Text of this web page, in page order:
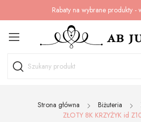
Rabaty na wybrane produkty -
Strona główna Biżuteria
ZŁOTY 8K KRZYŻYK id